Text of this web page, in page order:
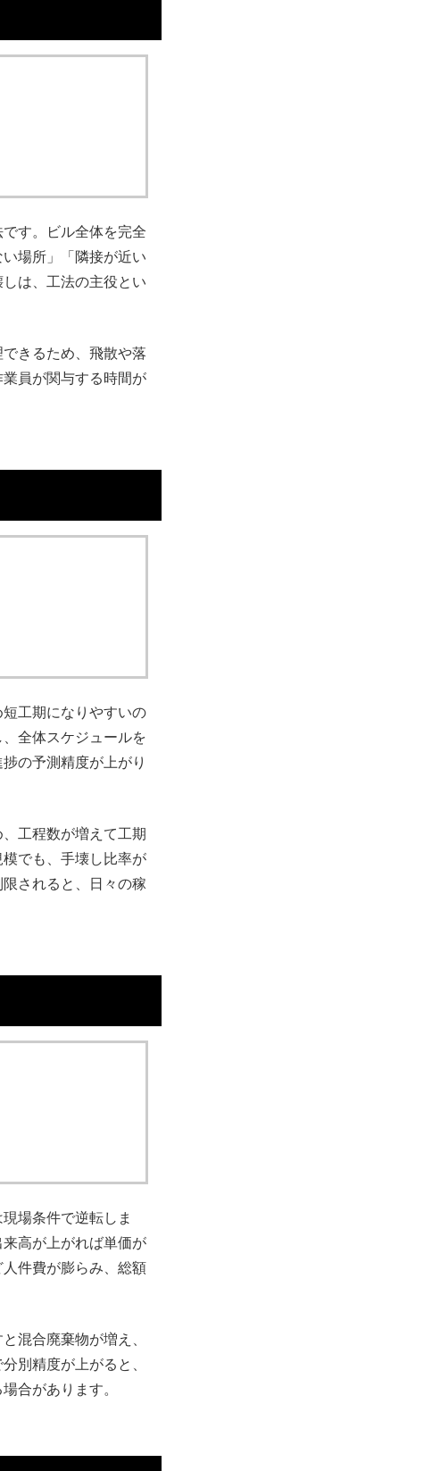
す。ビル全体を完全
場所」「隣接が近い
は、工法の主役とい
きるため、飛散や落
員が関与する時間が
工期になりやすいの
全体スケジュールを
の予測精度が上がり
工程数が増えて工期
でも、手壊し比率が
されると、日々の稼
場条件で逆転しま
高が上がれば単価が
件費が膨らみ、総額
混合廃棄物が増え、
別精度が上がると、
合があります。